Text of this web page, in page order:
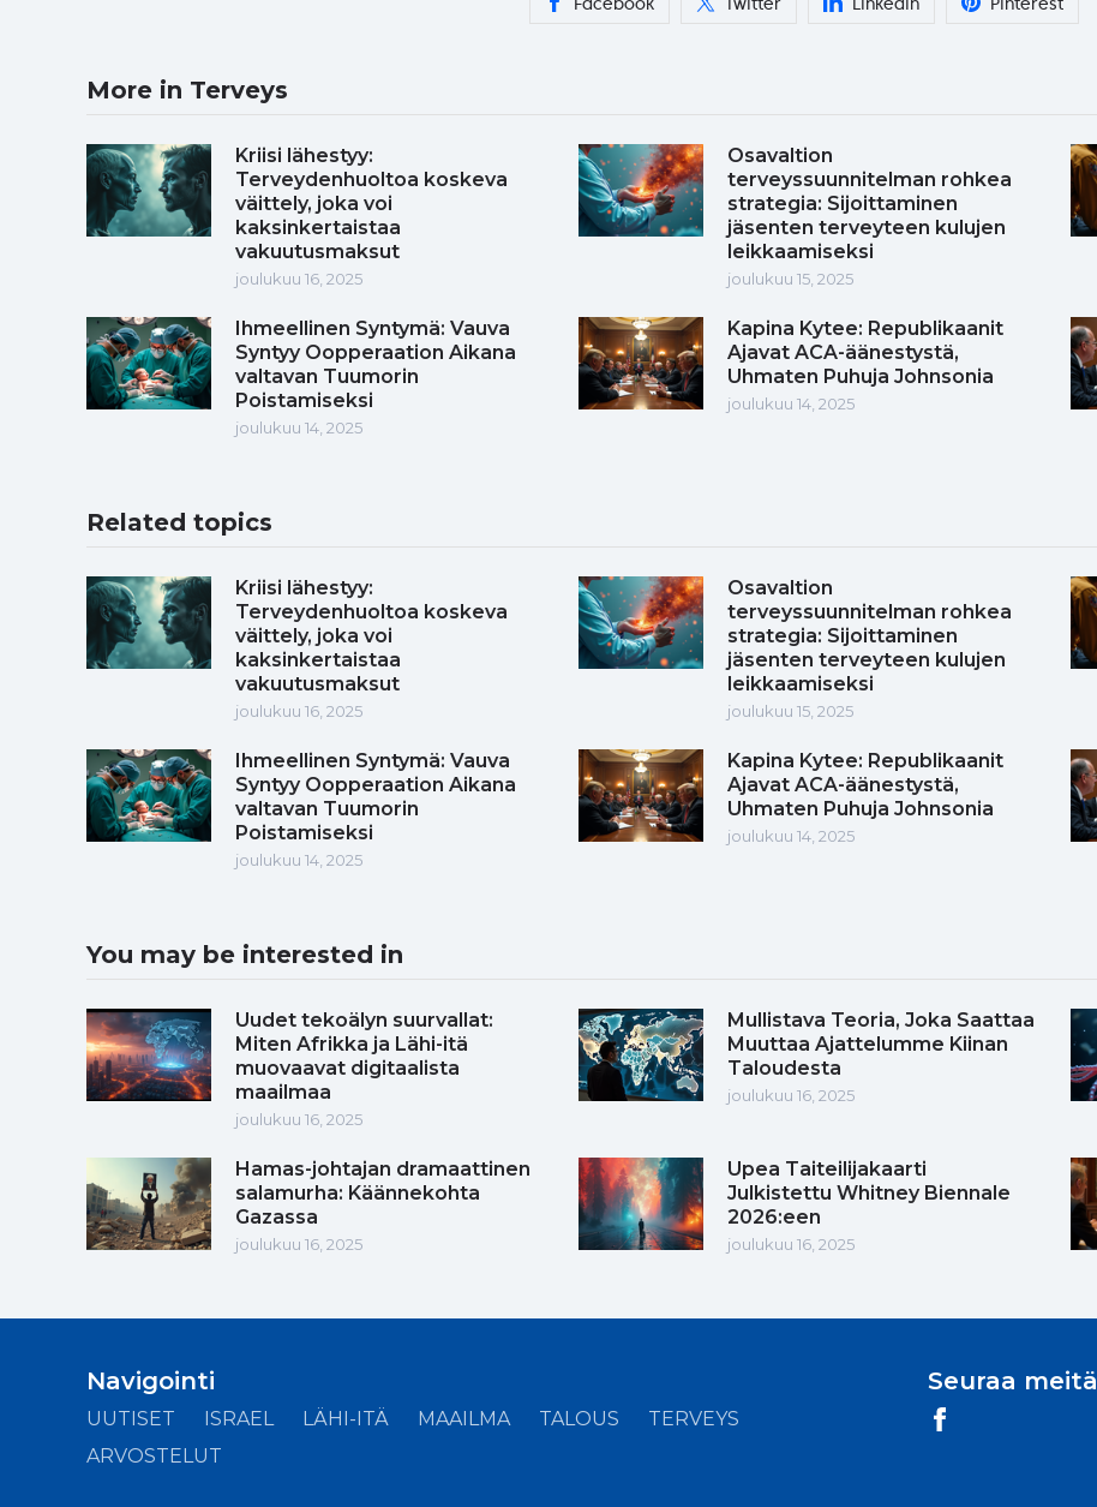
More in Terveys
Kriisi lähestyy:
Terveydenhuoltoa koskeva
väittely, joka voi
kaksinkertaistaa
vakuutusmaksut
joulukuu 16, 2025
Osavaltion
terveyssuunnitelman rohkea
strategia: Sijoittaminen
jäsenten terveyteen kulujen
leikkaamiseksi
joulukuu 15, 2025
Ihmeellinen Syntymä: Vauva
Syntyy Oopperaation Aikana
valtavan Tuumorin
Poistamiseksi
joulukuu 14, 2025
Kapina Kytee: Republikaanit
Ajavat ACA-äänestystä,
Uhmaten Puhuja Johnsonia
joulukuu 14, 2025
Related topics
Kriisi lähestyy:
Terveydenhuoltoa koskeva
väittely, joka voi
kaksinkertaistaa
vakuutusmaksut
joulukuu 16, 2025
Osavaltion
terveyssuunnitelman rohkea
strategia: Sijoittaminen
jäsenten terveyteen kulujen
leikkaamiseksi
joulukuu 15, 2025
Ihmeellinen Syntymä: Vauva
Syntyy Oopperaation Aikana
valtavan Tuumorin
Poistamiseksi
joulukuu 14, 2025
Kapina Kytee: Republikaanit
Ajavat ACA-äänestystä,
Uhmaten Puhuja Johnsonia
joulukuu 14, 2025
You may be interested in
Uudet tekoälyn suurvallat:
Miten Afrikka ja Lähi-itä
muovaavat digitaalista
maailmaa
joulukuu 16, 2025
Mullistava Teoria, Joka Saattaa
Muuttaa Ajattelumme Kiinan
Taloudesta
joulukuu 16, 2025
Hamas-johtajan dramaattinen
salamurha: Käännekohta
Gazassa
joulukuu 16, 2025
Upea Taiteilijakaarti
Julkistettu Whitney Biennale
2026:een
joulukuu 16, 2025
Navigointi
UUTISET ISRAEL LÄHI-ITÄ MAAILMA TALOUS
TERVEYS
ARVOSTELUT
Seuraa meitä